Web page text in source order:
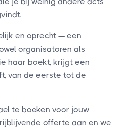
en oprecht — een
organisatoren als
haar boekt, krijgt een
van de eerste tot de
te boeken voor jouw
offerte aan en we